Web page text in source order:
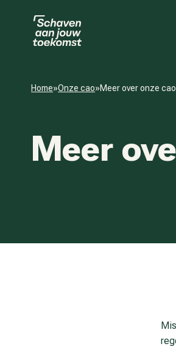
Home»Onze cao»Meer over onze cao
Meer